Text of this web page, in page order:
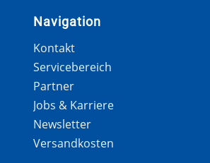
Navigation
Kontakt
Servicebereich
Partner
Jobs & Karriere
Newsletter
Versandkosten